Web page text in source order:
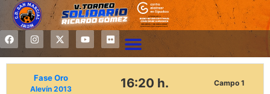
Fase Oro
Alevín 2013 16:20 h. Campo 1